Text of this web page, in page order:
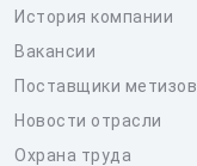
История компании
Вакансии
Поставщики метизов
Новости отрасли
Охрана труда